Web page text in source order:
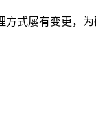
式屡有变更，